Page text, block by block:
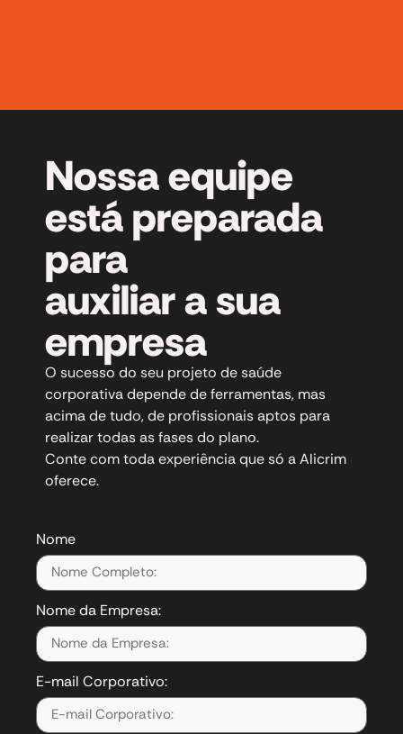
Nossa equipe
está preparada
para
auxiliar a sua
empresa
O sucesso do seu projeto de saúde
corporativa depende de ferramentas, mas
acima de tudo, de profissionais aptos para
realizar todas as fases do plano.
Conte com toda experiência que só a Alicrim
oferece.
Nome
Nome da Empresa:
E-mail Corporativo: